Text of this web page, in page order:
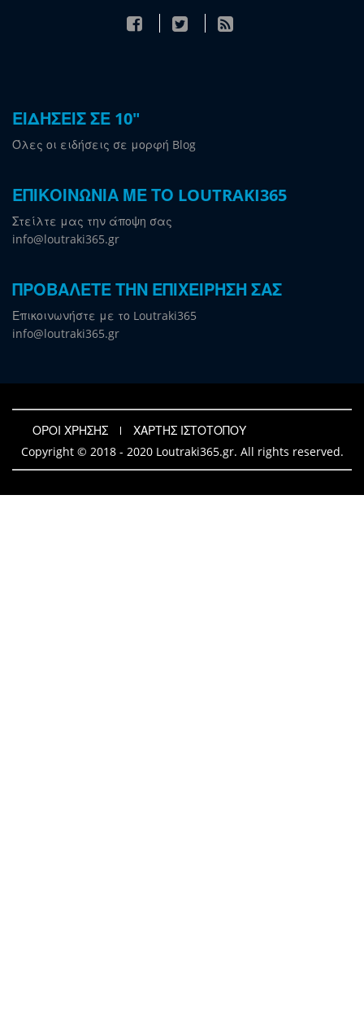
ΕΙΔΗΣΕΙΣ ΣΕ 10"
Όλες οι ειδήσεις σε μορφή Blog
ΕΠΙΚΟΙΝΩΝΙΑ ΜΕ ΤΟ LOUTRAKI365
Στείλτε μας την άποψη σας
info@loutraki365.gr
ΠΡΟΒΑΛΕΤΕ ΤΗΝ ΕΠΙΧΕΙΡΗΣΗ ΣΑΣ
Επικοινωνήστε με το Loutraki365
info@loutraki365.gr
ΟΡΟΙ ΧΡΗΣΗΣ
ΧΑΡΤΗΣ ΙΣΤΟΤΟΠΟΥ
Copyright © 2018 - 2020 Loutraki365.gr. All rights reserved.